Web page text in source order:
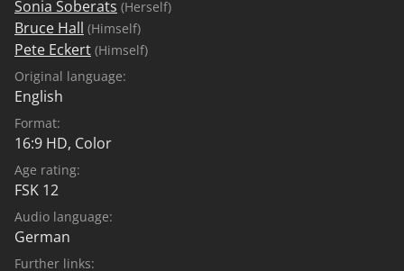
Sonia Soberats (Herself)
Bruce Hall (Himself)
Pete Eckert (Himself)
Original language:
English
Format:
16:9 HD, Color
Age rating:
FSK 12
Audio language:
German
Further links: